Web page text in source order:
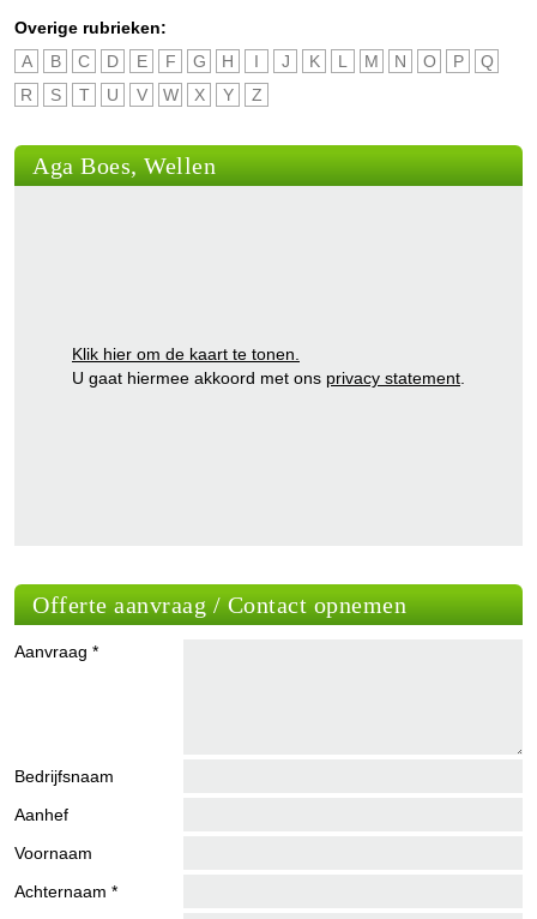
Overige rubrieken:
A
B C D E F G H I J K L M N O P
Q
R
S T U V W X Y Z
Aga Boes, Wellen
Klik hier om de kaart te tonen.
U gaat hiermee akkoord met ons privacy statement
Offerte aanvraag / Contact opnemen
Aanvraag *
Bedrijfsnaam
Aanhef
Voornaam
Achternaam *